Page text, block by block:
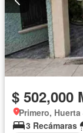
$ 502,000
Primero,
3 Recámaras